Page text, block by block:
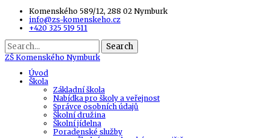
Komenského 589/12, 288 02 Nymburk
info@zs-komenskeho.cz
+420 325 519 511
Search
ZŠ Komenského Nymburk
Úvod
Škola
Základní škola
Nabídka pro školy a veřejnost
Správce osobních údajů
Školní družina
Školní jídelna
Poradenské služby